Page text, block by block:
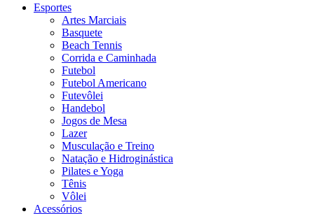
Esportes
Artes Marciais
Basquete
Beach Tennis
Corrida e Caminhada
Futebol
Futebol Americano
Futevôlei
Handebol
Jogos de Mesa
Lazer
Musculação e Treino
Natação e Hidroginástica
Pilates e Yoga
Tênis
Vôlei
Acessórios